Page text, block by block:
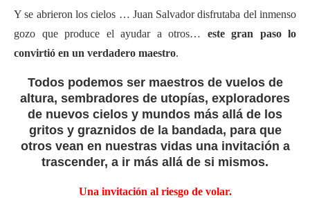
Y se abrieron los cielos … Juan Salvador disfrutaba del inmenso
gozo que produce el ayudar a otros… este gran paso lo
convirtió en un verdadero maestro.
Todos podemos ser maestros de vuelos de
altura, sembradores de utopías, exploradores
de nuevos cielos y mundos más allá de los
gritos y graznidos de la bandada, para que
otros vean en nuestras vidas una invitación a
trascender, a ir más allá de si mismos.
Una invitación al riesgo de volar.